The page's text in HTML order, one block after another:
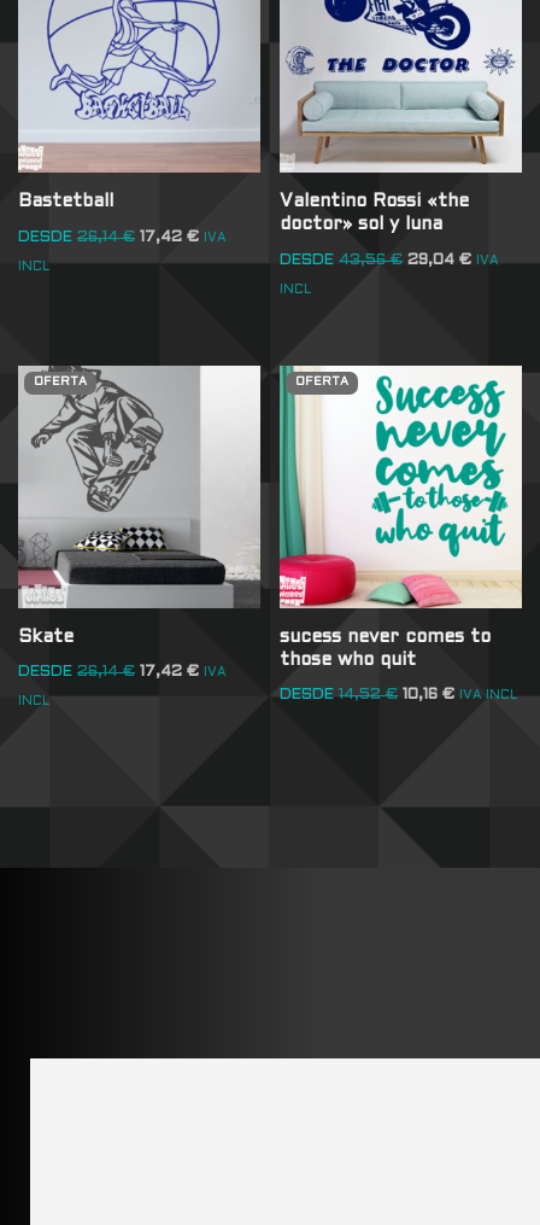
Bastetball
DESDE 26,14€ 17,42 € IVA
INCL
Valentino Rossi «the
doctor» sol y luna
DESDE 43,56€ 29,04€ IVA
INCL
OFERTA
Skate
DESDE 26,14€ 17,42 € IVA
INCL
OFERTA
sucess never comes to
those who quit
DESDE 14,52€ 10,16€ IVA INCL